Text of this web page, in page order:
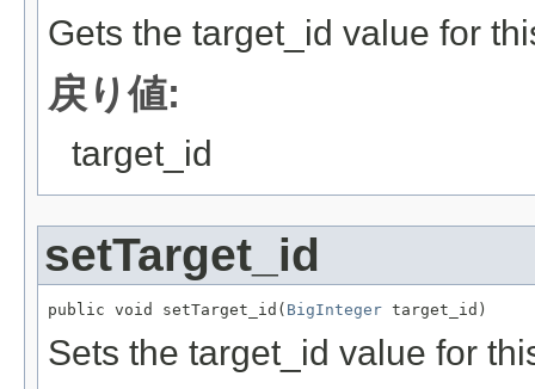
Gets the target_id value for
戻り値:
target_id
setTarget_id
public void setTarget_id( BigInteger target_id)
Sets the target_id value for